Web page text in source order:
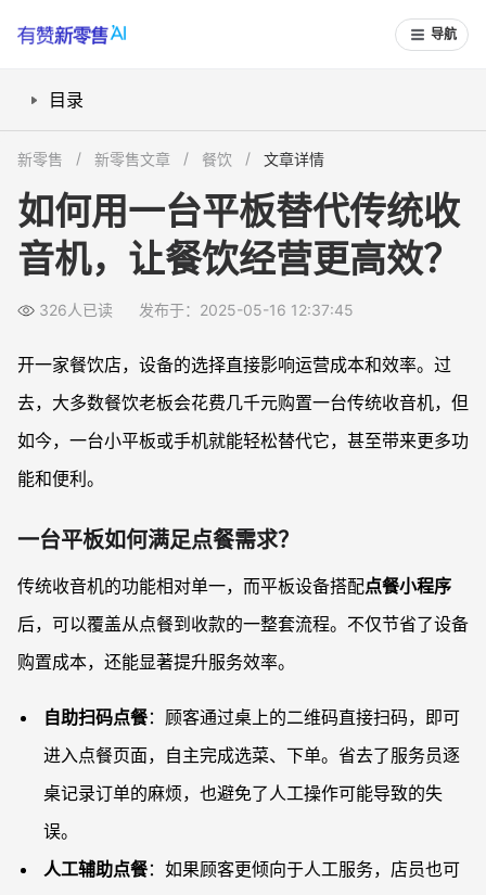
导航
目录
点餐小程序如何帮助营销？
小程序搭建成本低，更适合中小型商家
新零售 新零售文章 餐饮 文章详情
如何用一台平板替代传统收
音机，让餐饮经营更高效？
326人已读 发布于：2025-05-16 12:37:45
开一家餐饮店，设备的选择直接影响运营成本和效率。过
去，大多数餐饮老板会花费几千元购置一台传统收音机，但
如今，一台小平板或手机就能轻松替代它，甚至带来更多功
能和便利。
一台平板如何满足点餐需求？
传统收音机的功能相对单一，而平板设备搭配点餐小程序
后，可以覆盖从点餐到收款的一整套流程。不仅节省了设备
购置成本，还能显著提升服务效率。
自助扫码点餐：顾客通过桌上的二维码直接扫码，即可
进入点餐页面，自主完成选菜、下单。省去了服务员逐
桌记录订单的麻烦，也避免了人工操作可能导致的失
误。
人工辅助点餐：如果顾客更倾向于人工服务，店员也可